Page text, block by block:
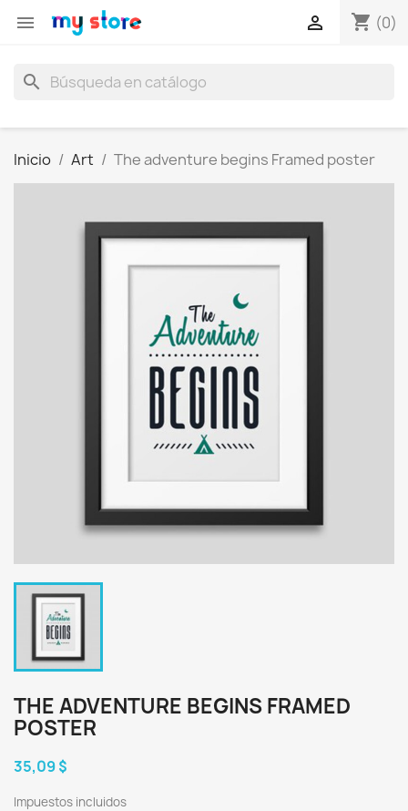
 shopping_cart (0)

search
Inicio Art The adventure begins Framed poster
THE ADVENTURE BEGINS FRAMED
POSTER
35,09 $
Impuestos incluidos